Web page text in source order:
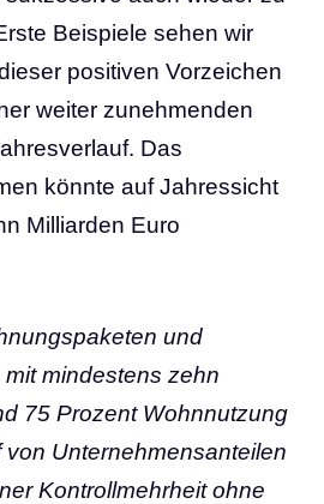
Beispiele sehen wir
positiven Vorzeichen
weiter zunehmenden
Das
könnte auf Jahressicht
Milliarden Euro
und
mindestens zehn
75 Prozent Wohnnutzung
Unternehmensanteilen
Kontrollmehrheit ohne